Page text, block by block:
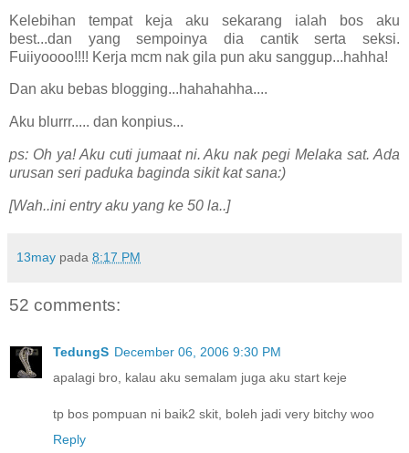
Kelebihan tempat keja aku sekarang ialah bos aku
best...dan yang sempoinya dia cantik serta seksi.
Fuiiyoooo!!!! Kerja mcm nak gila pun aku sanggup...hahha!
Dan aku bebas blogging...hahahahha....
Aku blurrr..... dan konpius...
ps: Oh ya! Aku cuti jumaat ni. Aku nak pegi Melaka sat. Ada
urusan seri paduka baginda sikit kat sana:)
[Wah..ini entry aku yang ke 50 la..]
13may pada 8:17 PM
52 comments:
TedungS December 06, 2006 9:30 PM
apalagi bro, kalau aku semalam juga aku start keje
tp bos pompuan ni baik2 skit, boleh jadi very bitchy woo
Reply